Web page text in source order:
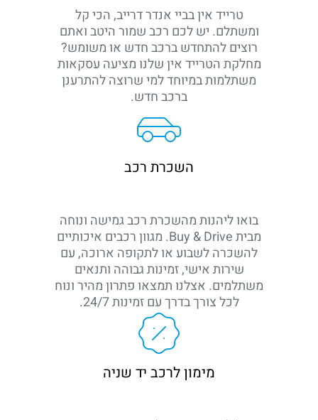
טרייד אין בביי אנדר דרייב, הכי קל
ומשתלם. יש לכם רכב שמור היטב ואתם
רוצים להתחדש ברכב חדש או משומש?
מחלקת הטרייד אין שלנו מציעה עסקאות
משתלמות במיוחד למי שרוצה להתרענן
ברכב חדש.
השכרת רכב
בואו ליהנות מהשכרת רכב גמישה ונוחה
מבית Buy & Drive. מגוון רכבים איכותיים
להשכרה לשבוע או לתקופה ארוכה, עם
שירות אישי, זמינות גבוהה ותנאים
משתלמים. אצלנו תמצאו פתרון מהיר ונוח
לכל צורך בדרך עם זמינות 24/7.
מימון לרכב יד שניה